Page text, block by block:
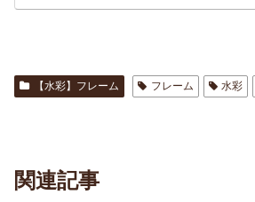
【水彩】フレーム フレーム 水彩
関連記事